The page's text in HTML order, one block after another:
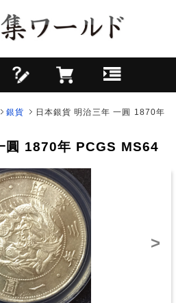
銀貨
日本銀貨 明治三年 一圓 1870年
圓 1870年 PCGS MS64
>